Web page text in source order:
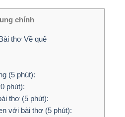
chính
thơ Về quê
(5 phút):
phút):
thơ (5 phút):
với bài thơ (5 phút):